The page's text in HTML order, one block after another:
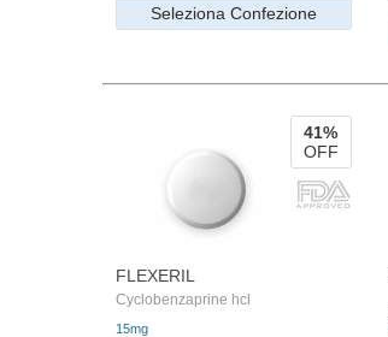
Seleziona Confezione
FLEXERIL
Сyclobenzaprine hcl
15mg
41%
OFF